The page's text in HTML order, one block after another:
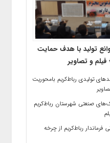
تولید با هدف حمایت
و تصاویر
تولیدی رباط‌کریم بامحوریت
شهرک‌های صنعتی شهرستان رباط‌کریم
رباط‌کریم از چرخه